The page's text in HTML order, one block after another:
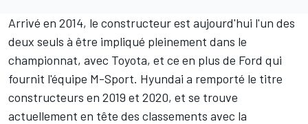
Arrivé en 2014, le constructeur est aujourd'hui l'un des
deux seuls à être impliqué pleinement dans le
championnat, avec Toyota, et ce en plus de Ford qui
fournit l'équipe M-Sport. Hyundai a remporté le titre
constructeurs en 2019 et 2020, et se trouve
actuellement en tête des classements avec la